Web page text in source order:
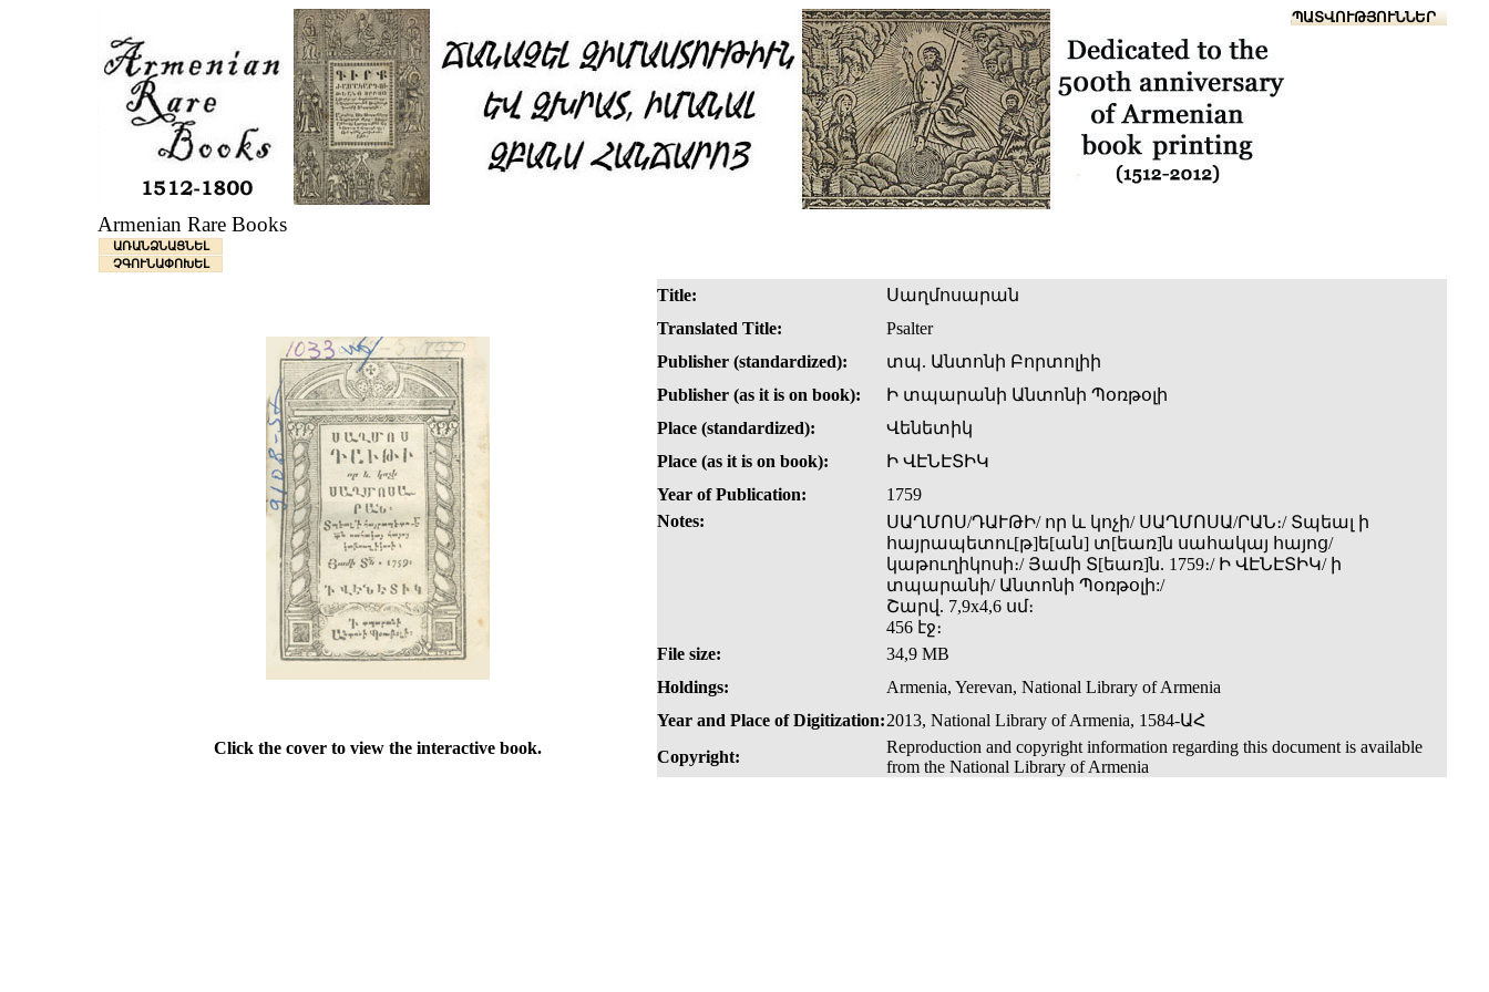
ՆԱԽԱՊԱՏՎՈՒԹՅՈՒՆՆԵՐ
Armenian Rare Books
ԱՌԱՆՁՆԱՑՆԵԼ
ՉԳՈՒՆԱՓՈԽԵԼ
Title:
Սաղմոսարան
Translated Title:
Psalter
Publisher (standardized):
տպ. Անտոնի Բորտոլիի
Publisher (as it is on book):
Ի տպարանի Անտոնի Պօռթօլի
Place (standardized):
Վենետիկ
Place (as it is on book):
Ի ՎԷՆԷՏԻԿ
Year of Publication:
1759
Notes:
ՍԱՂՄՈՍ/ԴԱՒԹԻ/ որ և կոչի/ ՍԱՂՄՈՍԱ/ՐԱՆ։/ Տպեալ ի
հայրապետու[թ]ե[ան] տ[եառ]ն սահակայ հայոց/
կաթուղիկոսի։/ Յամի Տ[եառ]ն. 1759։/ Ի ՎԷՆԷՏԻԿ/ ի
տպարանի/ Անտոնի Պօռթօլի:/
Շարվ. 7,9x4,6 սմ։
456 էջ։
File size:
34,9 MB
Holdings:
Armenia, Yerevan, National Library of Armenia
Year and Place of Digitization:2013, National Library of Armenia, 1584-ԱՀ
Click the cover to view the interactive book.
Copyright:
Reproduction and copyright information regarding this document is available
from the National Library of Armenia